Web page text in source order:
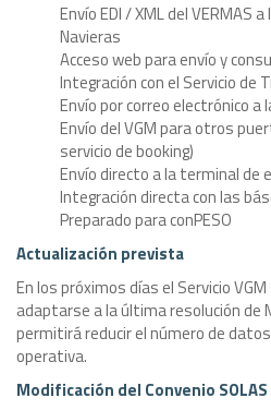
Envío EDI / XML del VERMAS
Navieras
Acceso web para envío y
Integración con el Servicio
Envío por correo electrónico
Envío del VGM para otros
servicio de booking)
Envío directo a la terminal de
Integración directa con las
Preparado para conPESO
Actualización prevista
En los próximos días el Servicio
adaptarse a la última resolución de
permitirá reducir el número de
operativa.
Modificación del Convenio SOLAS